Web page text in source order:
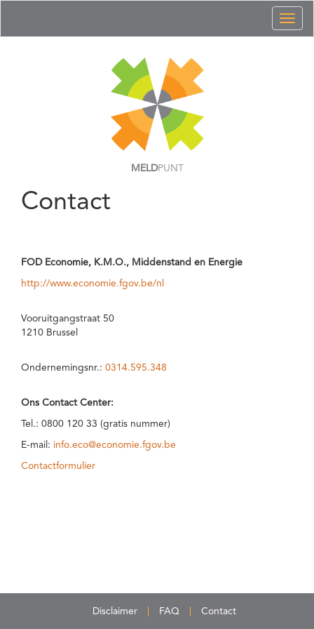
MELDPUNT
Contact
FOD Economie, K.M.O., Middenstand en Energie
http://www.economie.fgov.be/nl
Vooruitgangstraat 50
1210 Brussel
Ondernemingsnr.: 0314.595.348
Ons Contact Center:
Tel.: 0800 120 33 (gratis nummer)
E-mail: info.eco@economie.fgov.be
Contactformulier
Disclaimer FAQ Contact